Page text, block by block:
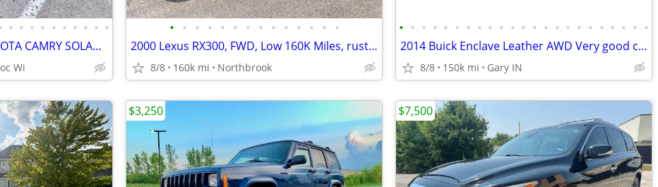
• • • • • • • • • •
* 4 seater *- 43K MILE TOYOTA CAMRY SOLARA SLE V6 CONVERTIBLE 1 OWNER
Wi
• • • • • • • • • • • • • •
2000 Lexus RX300, FWD, Low 160K Miles, rust free Colorado car, safe
8/8 160k mi Northbrook
• • • • • • • • • • • • • • • • • • • • • • •
2014 Buick Enclave Leather AWD Very good condition
8/8 150k mi Gary IN
$3,250 $7,500